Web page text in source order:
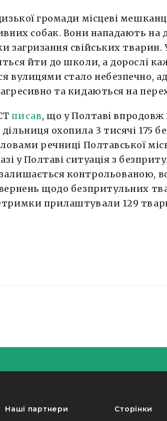
громади місцеві
собак. Вони нападають на
загризання свійських тварин.
йти до школи, а дорослі
вулицями стало небезпечно,
та кидаються на
писав, що у Полтаві впродовж
охопила 3 тисячі 175
речниці Полтавської
у Полтаві ситуація з
контрольованою,
щодо безпритульних
прилаштували 129
Наші партнери Сторінки